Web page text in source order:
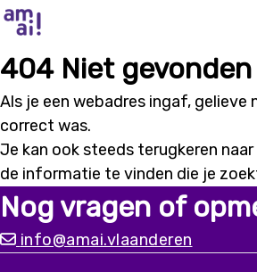
404 Niet gevonden
Als je een webadres ingaf, gelieve
correct was.
Je kan ook steeds terugkeren naar
de informatie te vinden die je
Nog vragen of
info@amai.vlaanderen